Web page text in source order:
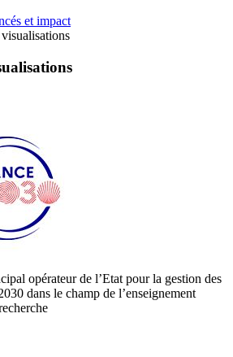
et impact
opérateur de l’Etat pour la gestion des
dans le champ de l’enseignement